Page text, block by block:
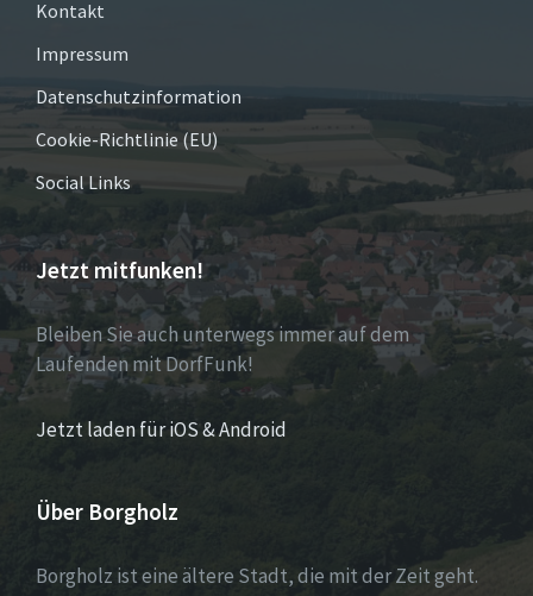
Kontakt
Impressum
Datenschutzinformation
Cookie-Richtlinie (EU)
Social Links
Jetzt mitfunken!
Bleiben Sie auch unterwegs immer auf dem
Laufenden mit DorfFunk!
Jetzt laden für iOS & Android
Über Borgholz
Borgholz ist eine ältere Stadt, die mit der Zeit geht.